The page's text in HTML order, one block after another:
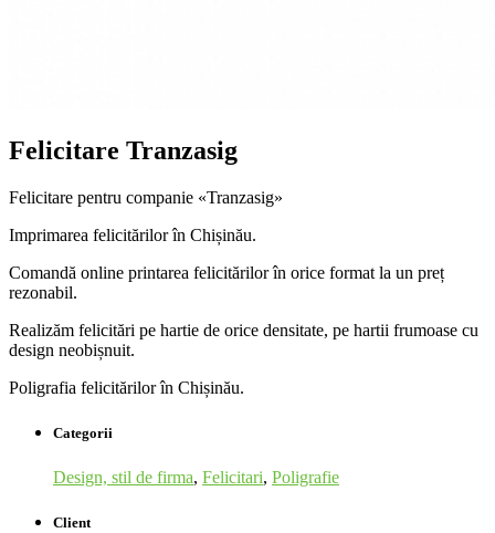
Felicitare Tranzasig
Felicitare pentru companie «Tranzasig»
Imprimarea felicitărilor în Chișinău.
Comandă online printarea felicitărilor în orice format la un preț
rezonabil.
Realizăm felicitări pe hartie de orice densitate, pe hartii frumoase cu
design neobișnuit.
Poligrafia felicitărilor în Chișinău.
Categorii
Design, stil de firma, Felicitari, Poligrafie
Client